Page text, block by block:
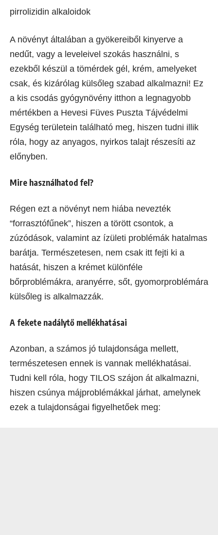
pirrolizidin alkaloidok
A növényt általában a gyökereiből kinyerve a
nedűt, vagy a leveleivel szokás használni, s
ezekből készül a tömérdek gél, krém, amelyeket
csak, és kizárólag külsőleg szabad alkalmazni! Ez
a kis csodás gyógynövény itthon a legnagyobb
mértékben a Hevesi Füves Puszta Tájvédelmi
Egység területein található meg, hiszen tudni illik
róla, hogy az anyagos, nyirkos talajt részesíti az
előnyben.
Mire használhatod fel?
Régen ezt a növényt nem hiába nevezték
“forrasztófűnek”, hiszen a törött csontok, a
zúzódások, valamint az ízületi problémák hatalmas
barátja. Természetesen, nem csak itt fejti ki a
hatását, hiszen a krémet különféle
bőrproblémákra, aranyérre, sőt, gyomorproblémára
külsőleg is alkalmazzák.
A fekete nadálytő mellékhatásai
Azonban, a számos jó tulajdonsága mellett,
természetesen ennek is vannak mellékhatásai.
Tudni kell róla, hogy TILOS szájon át alkalmazni,
hiszen csúnya májproblémákkal járhat, amelynek
ezek a tulajdonságai figyelhetőek meg: